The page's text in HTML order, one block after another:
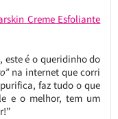
Creme Esfoliante
este é o queridinho do
na internet que corri
faz tudo o que
e o melhor, tem um